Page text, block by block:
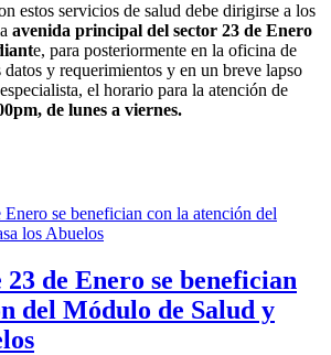
estos servicios de salud debe dirigirse a los
avenida principal del sector 23 de Enero
e, para posteriormente en la oficina de
datos y requerimientos y en un breve lapso
el horario para la atención de
de lunes a viernes.
de Enero se benefician
del Módulo de Salud y